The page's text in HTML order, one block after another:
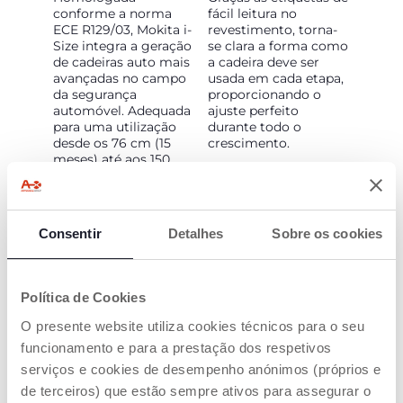
Consentir Detalhes Sobre os cookies
Política de Cookies
O presente website utiliza cookies técnicos para o seu
funcionamento e para a prestação dos respetivos
serviços e cookies de desempenho anónimos (próprios e
de terceiros) que estão sempre ativos para assegurar o
conforme a norma
ECE R129/03, Mokita i-
Size integra a geração
de cadeiras auto mais
avançadas no campo
da segurança
automóvel. Adequada
para uma utilização
desde os 76 cm (15
meses) até aos 150
configurações
- De 76 a 105 cm
- De 100 a 150 cm
fácil leitura no
revestimento, torna-
se clara a forma como
a cadeira deve ser
usada em cada etapa,
proporcionando o
ajuste perfeito
durante todo o
crescimento.